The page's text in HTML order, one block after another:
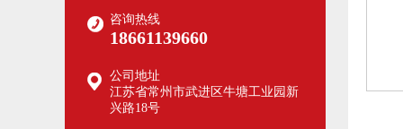
咨询热线
18661139660
公司地址
江苏省常州市武进区牛塘工业园新
兴路18号